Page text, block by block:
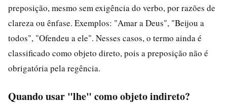
preposição, mesmo sem exigência do verbo, por razões de
clareza ou ênfase. Exemplos: "Amar a Deus", "Beijou a
todos", "Ofendeu a ele". Nesses casos, o termo ainda é
classificado como objeto direto, pois a preposição não é
obrigatória pela regência.
Quando usar "lhe" como objeto indireto?